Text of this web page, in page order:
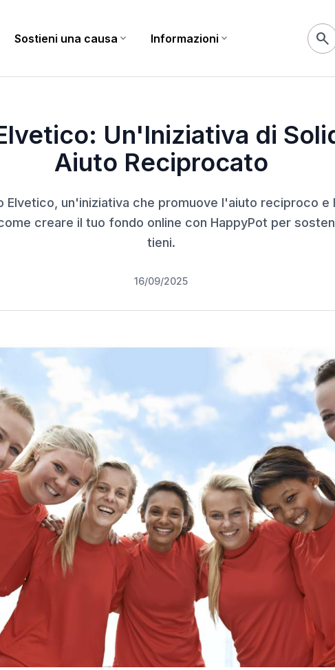
Sostieni una causa expand_more Informazioni expand_more search
Un'Iniziativa di
Aiuto Reciprocato
Elvetico, un'iniziativa che promuove l'aiuto reciproco e
creare il tuo fondo online con HappyPot per
tieni.
16/09/2025